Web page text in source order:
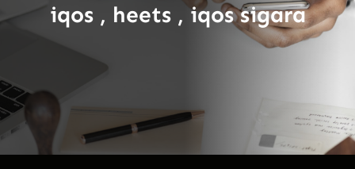
iqos , heets , iqos sigara